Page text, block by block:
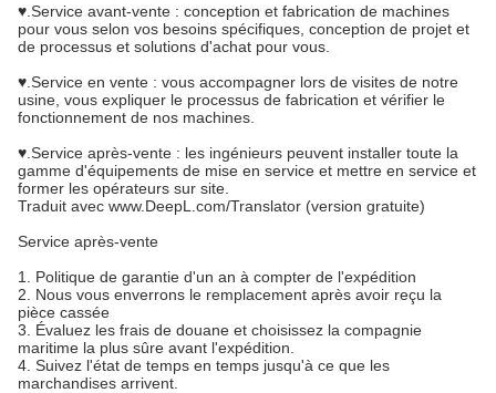
♥.Service avant-vente : conception et fabrication de machines
pour vous selon vos besoins spécifiques, conception de projet et
de processus et solutions d'achat pour vous.
♥.Service en vente : vous accompagner lors de visites de notre
usine, vous expliquer le processus de fabrication et vérifier le
fonctionnement de nos machines.
♥.Service après-vente : les ingénieurs peuvent installer toute la
gamme d'équipements de mise en service et mettre en service et
former les opérateurs sur site.
Traduit avec www.DeepL.com/Translator (version gratuite)
Service après-vente
1. Politique de garantie d'un an à compter de l'expédition
2. Nous vous enverrons le remplacement après avoir reçu la
pièce cassée
3. Évaluez les frais de douane et choisissez la compagnie
maritime la plus sûre avant l'expédition.
4. Suivez l'état de temps en temps jusqu'à ce que les
marchandises arrivent.